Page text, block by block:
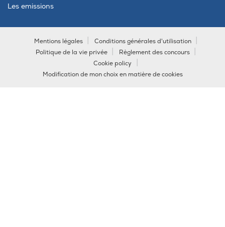
Les emissions
Mentions légales
Conditions générales d'utilisation
Politique de la vie privée
Règlement des concours
Cookie policy
Modification de mon choix en matière de cookies